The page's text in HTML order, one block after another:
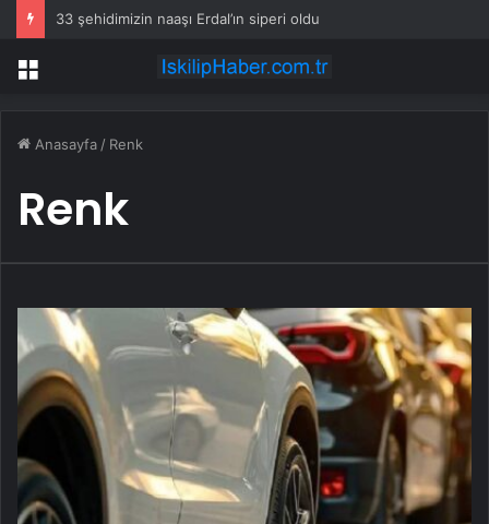
33 şehidimizin naaşı Erdal’ın siperi oldu
Menü
Anasayfa / Renk
Renk